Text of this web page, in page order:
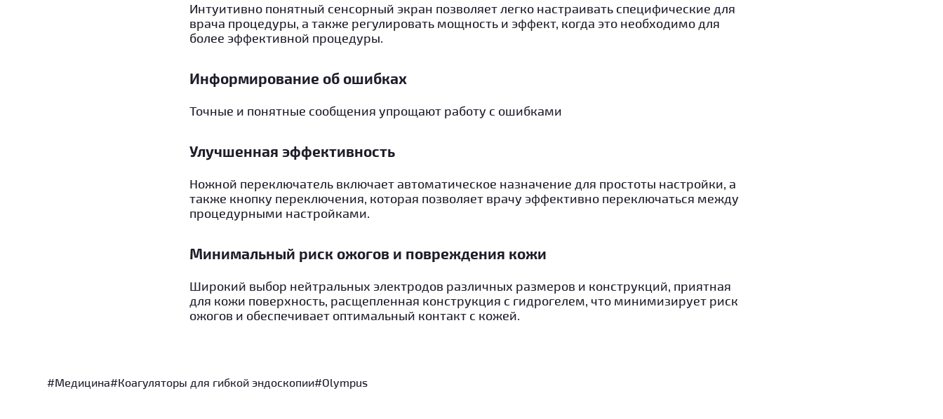
Интуитивно понятный сенсорный экран позволяет легко настраивать специфические для
врача процедуры, а также регулировать мощность и эффект, когда это необходимо для
более эффективной процедуры.
Информирование об ошибках
Точные и понятные сообщения упрощают работу с ошибками
Улучшенная эффективность
Ножной переключатель включает автоматическое назначение для простоты настройки, а
также кнопку переключения, которая позволяет врачу эффективно переключаться между
процедурными настройками.
Минимальный риск ожогов и повреждения кожи
Широкий выбор нейтральных электродов различных размеров и конструкций, приятная
для кожи поверхность, расщепленная конструкция с гидрогелем, что минимизирует риск
ожогов и обеспечивает оптимальный контакт с кожей.
#Медицина#Коагуляторы для гибкой эндоскопии#Olympus